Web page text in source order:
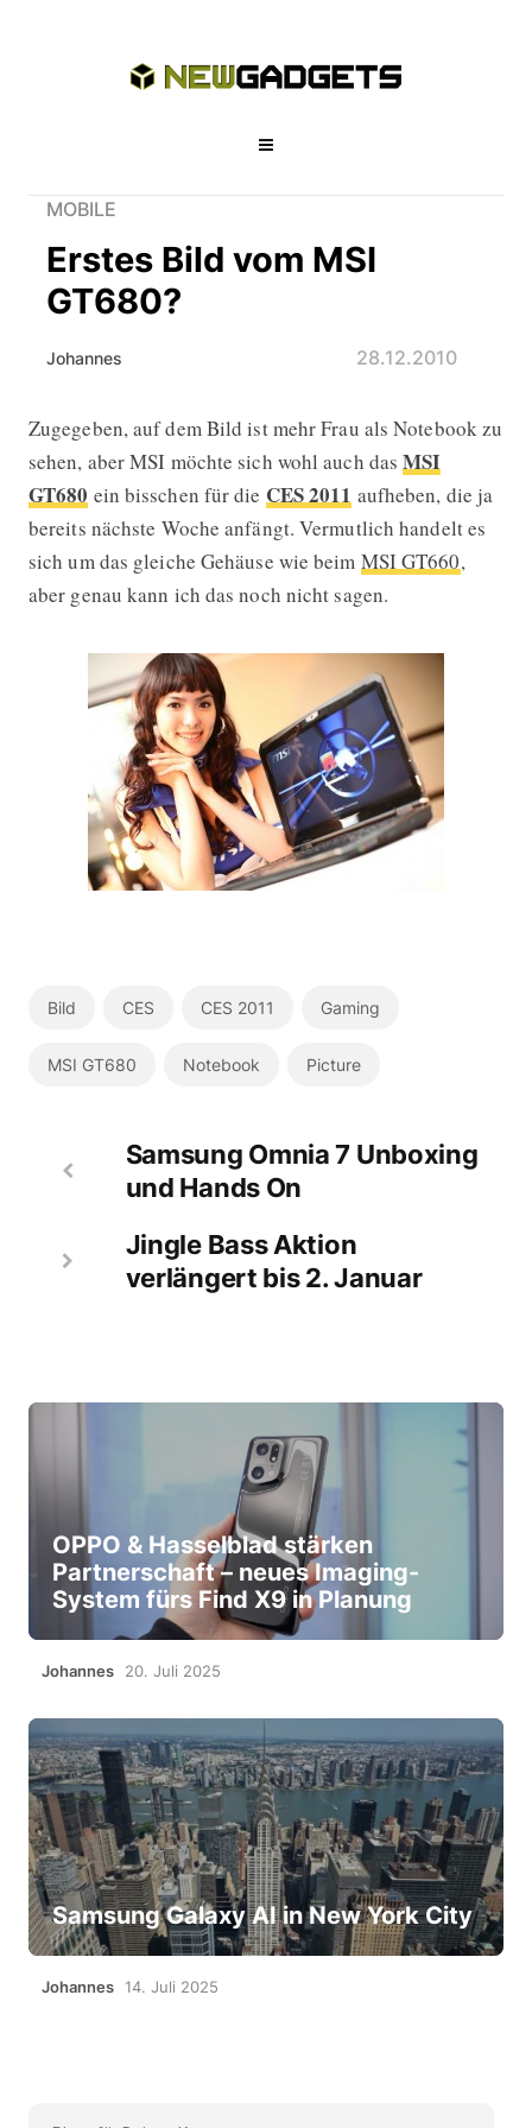
MOBILE
Erstes Bild vom MSI
GT680?
Johannes 28.12.2010
Erstes Bild vom MSI GT680?
Zugegeben, auf dem Bild ist mehr Frau als Notebook zu
sehen, aber MSI möchte sich wohl auch dasMSI
GT680 ein bisschen für die CES 2011 aufheben, die ja
bereits nächste Woche anfängt. Vermutlich handelt es
sich um das gleiche Gehäuse wie beim MSI GT660,
aber genau kann ich das noch nicht sagen.
Bild CES CES 2011 Gaming
MSI GT680 Notebook Picture
Samsung Omnia 7 Unboxing
und Hands On
Jingle Bass Aktion
verlängert bis 2. Januar
OPPO & Hasselblad stärken
Partnerschaft – neues Imaging-
System fürs Find X9 in Planung
Johannes 20. Juli 2025
Samsung Galaxy AI in New York City
Johannes 14. Juli 2025